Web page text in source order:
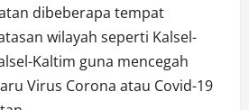
dibeberapa tempat
wilayah seperti Kalsel-
Kaltim guna mencegah
Virus Corona atau Covid-19